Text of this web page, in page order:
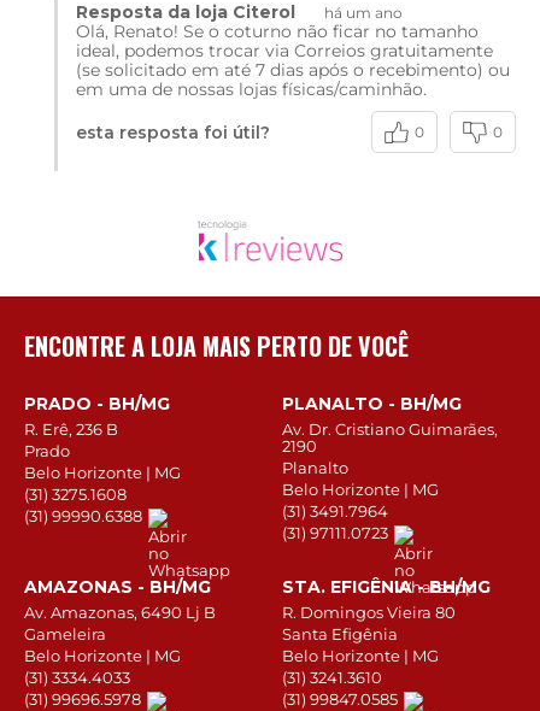
Resposta da loja Citerol há um ano
Olá, Renato! Se o coturno não ficar no tamanho
ideal, podemos trocar via Correios gratuitamente
(se solicitado em até 7 dias após o recebimento) ou
em uma de nossas lojas físicas/caminhão.
esta resposta foi útil?
0 0
ENCONTRE A LOJA MAIS PERTO DE VOCÊ
PRADO - BH/MG
R. Erê, 236 B
Prado
Belo Horizonte | MG
(31) 3275.1608
(31) 99990.6388
PLANALTO - BH/MG
Av. Dr. Cristiano Guimarães,
2190
Planalto
Belo Horizonte | MG
(31) 3491.7964
(31) 97111.0723
AMAZONAS - BH/MG
Av. Amazonas, 6490 Lj B
Gameleira
Belo Horizonte | MG
(31) 3334.4033
(31) 99696.5978
STA. EFIGÊNIA - BH/MG
R. Domingos Vieira 80
Santa Efigênia
Belo Horizonte | MG
(31) 3241.3610
(31) 99847.0585